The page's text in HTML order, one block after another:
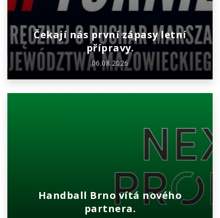
Čekají nás první zápasy letní
přípravy.
06.08.2026
Handball Brno vítá nového
partnera.